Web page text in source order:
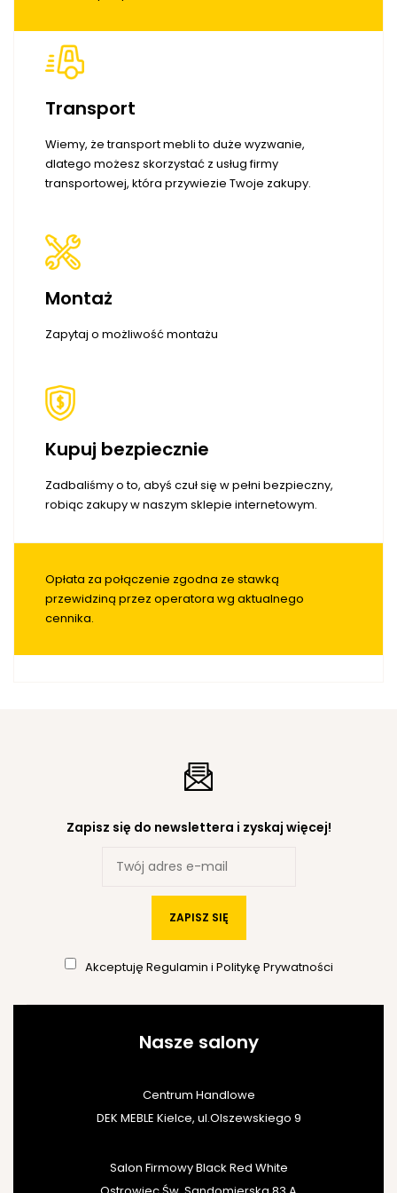
Transport
Wiemy, że transport mebli to duże wyzwanie,
dlatego możesz skorzystać z usług firmy
transportowej, która przywiezie Twoje zakupy.
Montaż
Zapytaj o możliwość montażu
Kupuj bezpiecznie
Zadbaliśmy o to, abyś czuł się w pełni bezpieczny,
robiąc zakupy w naszym sklepie internetowym.
Opłata za połączenie zgodna ze stawką
przewidziną przez operatora wg aktualnego
cennika.
Zapisz się do newslettera i zyskaj więcej!
ZAPISZ SIĘ
Akceptuję Regulamin i Politykę Prywatności
Nasze salony
Centrum Handlowe
DEK MEBLE Kielce, ul.Olszewskiego 9
Salon Firmowy Black Red White